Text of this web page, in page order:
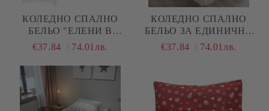
КОЛЕДНО СПАЛНО
БЕЛЬО "ЕЛЕНИ В
ТОПКИ В БЕЖОВО", ЗА
НАТУРАЛЕН ПАМУК
(ПОПЛИН), 3 ЧАСТИ
€37.84 74.01лв.
КОЛЕДНО СПАЛНО
БЕЛЬО ЗА ЕДИНИЧНО
ЛЕГЛО, ЕЛЕНЧЕТА И
(ПОПЛИН), 3 ЧАСТИ
€37.84 74.01лв.